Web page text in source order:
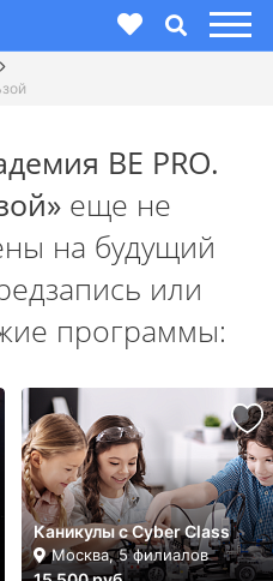
BE PRO.
еще не
на будущий
или
программы:
Каникулы с Cyber Class
Москва, 5 филиалов